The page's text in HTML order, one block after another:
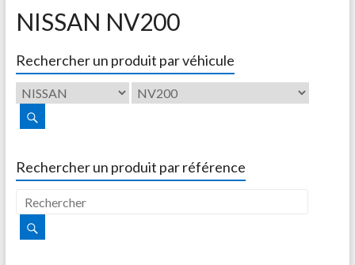
NISSAN NV200
Rechercher un produit par véhicule
Rechercher un produit par référence